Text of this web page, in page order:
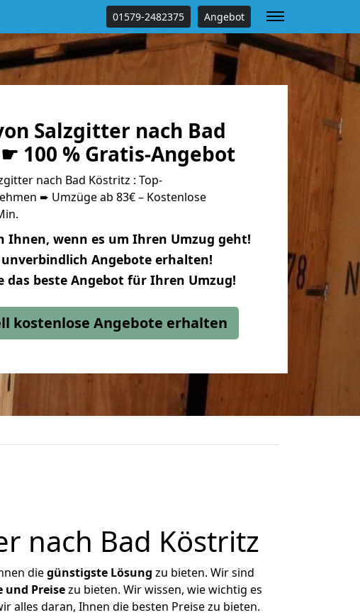
01579-2482375 Angebot
Salzgitter nach Bad
100 % Gratis-Angebot
nach Bad Köstritz : Top-
➨ Umzüge ab 83€ – Kostenlose
Ihnen, wenn es um Ihren Umzug geht!
unverbindlich Angebote erhalten!
das beste Angebot für Ihren Umzug!
kostenlose Angebote erhalten
nach Bad Köstritz
diegünstigste Lösung zu bieten. Wir sind
und Preisezu bieten. Wir wissen, wie wichtig es
alles daran, Ihnen die besten Preise zu bieten.